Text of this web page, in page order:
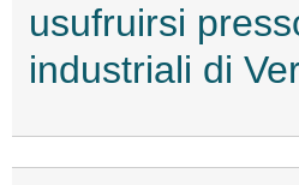
usufruirsi
industriali di